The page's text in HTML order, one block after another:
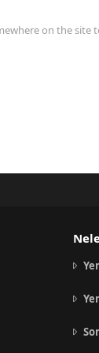
on the site